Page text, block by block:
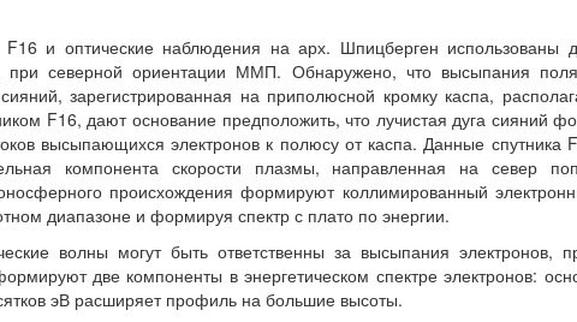
и оптические наблюдения на арх. Шпицберген использованы
при северной ориентации ММП. Обнаружено, что высыпания
зарегистрированная на приполюсной кромку каспа,
F16, дают основание предположить, что лучистая дуга сияний
высыпающихся электронов к полюсу от каспа. Данные спутника
компонента скорости плазмы, направленная на север
происхождения формируют коллимированный
диапазоне и формируя спектр с плато по энергии.
волны могут быть ответственны за высыпания электронов,
две компоненты в энергетическом спектре электронов:
эВ расширяет профиль на большие высоты.